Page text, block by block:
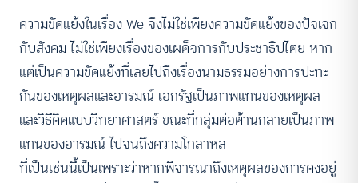
ความขัดแย้งในเรื่อง We จึงไม่ใช่เพียงความขัดแย้งของปัจเจก
กับสังคม ไม่ใช่เพียงเรื่องของเผด็จการกับประชาธิปไตย หาก
แต่เป็นความขัดแย้งที่เลยไปถึงเรื่องนามธรรมอย่างการปะทะ
กันของเหตุผลและอารมณ์ เอกรัฐเป็นภาพแทนของเหตุผล
และวิธีคิดแบบวิทยาศาสตร์ ขณะที่กลุ่มต่อต้านกลายเป็นภาพ
แทนของอารมณ์ ไปจนถึงความโกลาหล
ที่เป็นเช่นนี้เป็นเพราะว่าหากพิจารณาถึงเหตุผลของการคงอยู่